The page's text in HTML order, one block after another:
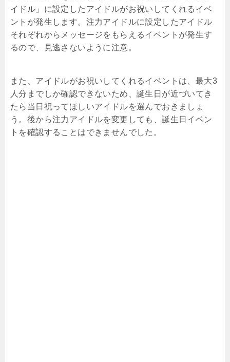
イドル」に設定したアイドルがお祝いしてくれるイベ
ントが発生します。注力アイドルに設定したアイドル
それぞれからメッセージをもらえるイベントが発生す
るので、見逃さないように注意。
また、アイドルがお祝いしてくれるイベントは、最大3
人分までしか確認できないため、誕生日が近づいてき
たら当日祝ってほしいアイドルを選んでおきましょ
う。後から注力アイドルを変更しても、誕生日イベン
トを確認することはできませんでした。